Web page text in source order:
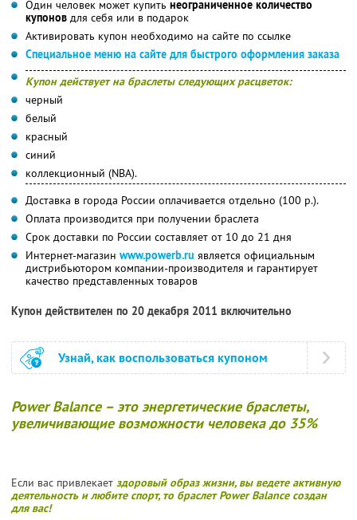
Один человек может купить неограниченное количество
купонов для себя или в подарок
Активировать купон необходимо на сайте по ссылке
Специальное меню на сайте для быстрого оформления заказа
Купон действует на браслеты следующих расцветок:
черный
белый
красный
синий
коллекционный (NBA).
Доставка в города России оплачивается отдельно (100 р.).
Оплата производится при получении браслета
Срок доставки по России составляет от 10 до 21 дня
Интернет-магазин www.powerb.ru является официальным
дистрибьютором компании-производителя и гарантирует
качество представленных товаров
Купон действителен по 20 декабря 2011 включительно
Узнай, как воспользоваться купоном
Power Balance – это энергетические браслеты,
увеличивающие возможности человека до 35%
Если вас привлекает здоровый образ жизни, вы ведетеактивную
деятельность и любите спорт, то браслет Power Balance создан
для вас!